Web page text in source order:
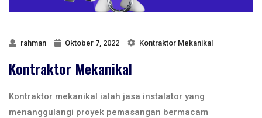
rahman Oktober 7, 2022 Kontraktor Mekanikal
Kontraktor Mekanikal
Kontraktor mekanikal ialah jasa instalator yang
menanggulangi proyek pemasangan bermacam